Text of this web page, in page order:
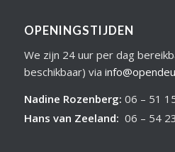
OPENINGSTIJDEN
We zijn 24 uur per dag
beschikbaar) via
Nadine Rozenberg: 06 – 51
Hans van Zeeland: 06 – 54